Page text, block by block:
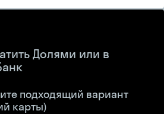
Долями или в
подходящий вариант
карты)